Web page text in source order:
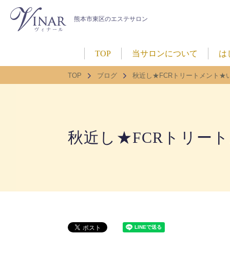
熊本市東区のエステサロン
TOP 当サロンについて は
TOP ブログ 秋近し★FCRトリートメント★
秋近し★FCRトリー